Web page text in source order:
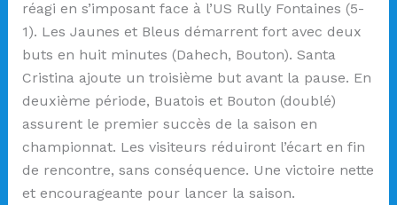
réagi en s’imposant face à l’US Rully Fontaines (5-
1). Les Jaunes et Bleus démarrent fort avec deux
buts en huit minutes (Dahech, Bouton). Santa
Cristina ajoute un troisième but avant la pause. En
deuxième période, Buatois et Bouton (doublé)
assurent le premier succès de la saison en
championnat. Les visiteurs réduiront l’écart en fin
de rencontre, sans conséquence. Une victoire nette
et encourageante pour lancer la saison.